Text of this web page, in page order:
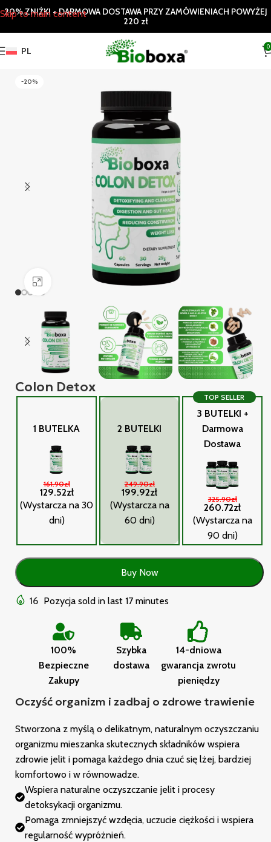
Skip to main content
20% ZNIŻKI + DARMOWA DOSTAWA PRZY ZAMÓWIENIACH POWYŻEJ
220 zł
PL 0
-20%
Click to enlarge
Colon Detox
1 BUTELKA
161.90zł
129.52zł
(Wystarcza na 30
dni)
2 BUTELKI
249.90zł
199.92zł
(Wystarcza na
60 dni)
TOP SELLER
3 BUTELKI +
Darmowa
Dostawa
325.90zł
260.72zł
(Wystarcza na
90 dni)
Buy Now
16 Pozycja sold in last 17 minutes
100%
Bezpieczne
Zakupy
Szybka
dostawa
14-dniowa
gwarancja zwrotu
pieniędzy
Oczyść organizm i zadbaj o zdrowe trawienie
Stworzona z myślą o delikatnym, naturalnym oczyszczaniu
organizmu mieszanka skutecznych składników wspiera
zdrowie jelit i pomaga każdego dnia czuć się lżej, bardziej
komfortowo i w równowadze.
Wspiera naturalne oczyszczanie jelit i procesy
detoksykacji organizmu.
Pomaga zmniejszyć wzdęcia, uczucie ciężkości i wspiera
regularność wypróżnień.